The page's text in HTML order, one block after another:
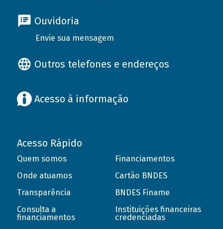
Ouvidoria
Envie sua mensagem
Outros telefones e endereços
Acesso à informação
Acesso Rápido
Quem somos
Onde atuamos
Transparência
Consulta a
financiamentos
Financiamentos
Cartão BNDES
BNDES Finame
Instituições financeiras
credenciadas